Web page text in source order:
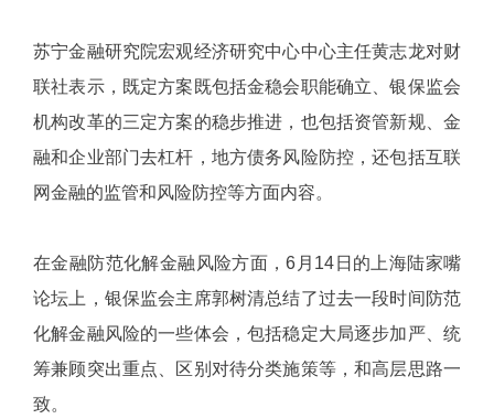
苏宁金融研究院宏观经济研究中心中心主任黄志龙对财
联社表示，既定方案既包括金稳会职能确立、银保监会
机构改革的三定方案的稳步推进，也包括资管新规、金
融和企业部门去杠杆，地方债务风险防控，还包括互联
网金融的监管和风险防控等方面内容。
在金融防范化解金融风险方面，6月14日的上海陆家嘴
论坛上，银保监会主席郭树清总结了过去一段时间防范
化解金融风险的一些体会，包括稳定大局逐步加严、统
筹兼顾突出重点、区别对待分类施策等，和高层思路一
致。